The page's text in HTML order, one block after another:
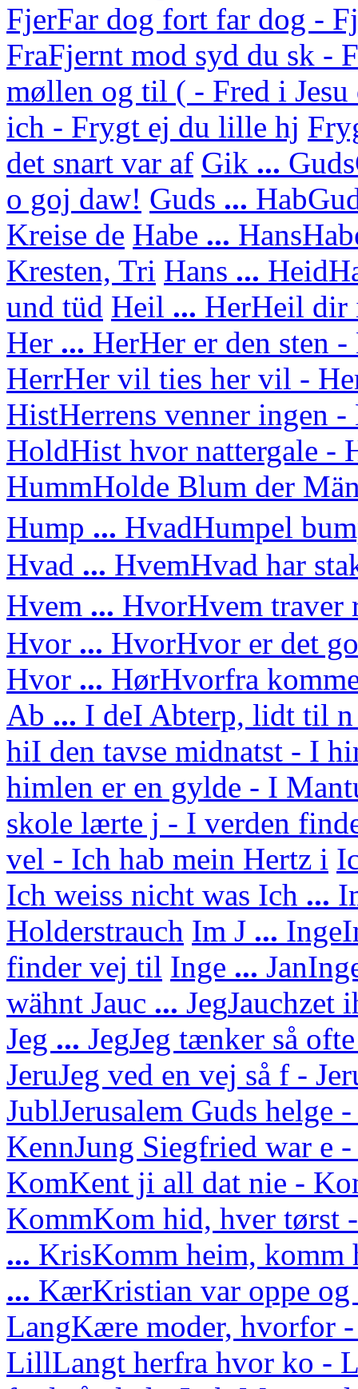
FjerFar dog fort far dog -
FraFjernt mod syd du sk -
møllen og til ( - Fred i
ich - Frygt ej du lille hj
det snart var af Gik ... Guds
o goj daw! Guds ... Hab
Kreise de Habe ... Hans
Kresten, Tri Hans ... Heid
und tüd Heil ... HerHeil dir
Her ... HerHer er den sten
HerrHer vil ties her vil -
HistHerrens venner ingen
HoldHist hvor nattergale -
HummHolde Blum der
Hump ... HvadHumpel
Hvad ... HvemHvad har
Hvem ... HvorHvem
Hvor ... HvorHvor er det
Hvor ... HørHvorfra
Ab ... I deI Abterp, lidt til n
hiI den tavse midnatst - I
himlen er en gylde - I
skole lærte j - I verden
vel - Ich hab mein Hertz i
Ich weiss nicht was Ich ...
Holderstrauch Im J ... Inge
finder vej til Inge ... Jan
wähnt Jauc ... JegJauchzet
Jeg ... JegJeg tænker så
JeruJeg ved en vej så f -
JublJerusalem Guds helge
KennJung Siegfried war e
KomKent ji all dat nie -
KommKom hid, hver tørst
... KrisKomm heim, komm
... KærKristian var oppe
LangKære moder, hvorfor
LillLangt herfra hvor ko -